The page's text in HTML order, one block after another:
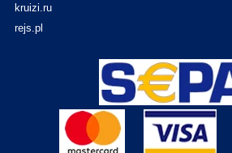
kruizi.ru
rejs.pl